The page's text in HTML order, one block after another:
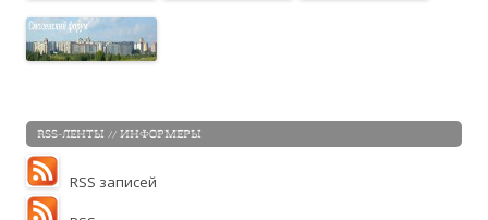
RSS-ЛЕНТЫ // ИНФОРМЕРЫ
RSS записей